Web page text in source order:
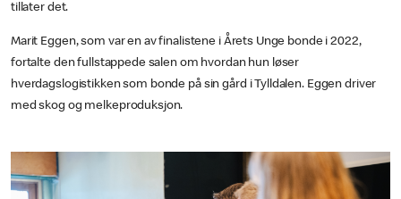
tillater det.
Marit Eggen, som var en av finalistene i Årets Unge bonde i 2022,
fortalte den fullstappede salen om hvordan hun løser
hverdagslogistikken som bonde på sin gård i Tylldalen. Eggen driver
med skog og melkeproduksjon.